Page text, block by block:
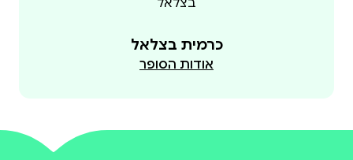
כרמית בצלאל
אודות הסופר